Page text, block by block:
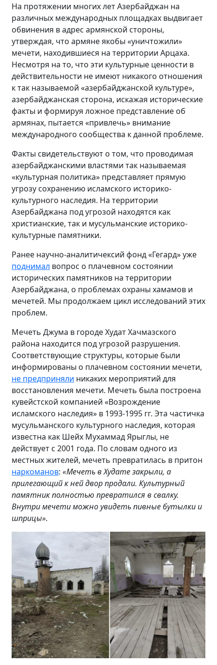
На протяжении многих лет Азербайджан на
различных международных площадках выдвигает
обвинения в адрес армянской стороны,
утверждая, что армяне якобы «уничтожили»
мечети, находившиеся на территории Арцаха.
Несмотря на то, что эти культурные ценности в
действительности не имеют никакого отношения
к так называемой «азербайджанской культуре»,
азербайджанская сторона, искажая исторические
факты и формируя ложное представление об
армянах, пытается «привлечь» внимание
международного сообщества к данной проблеме.
Факты свидетельствуют о том, что проводимая
азербайджанскими властями так называемая
«культурная политика» представляет прямую
угрозу сохранению исламского историко-
культурного наследия. На территории
Азербайджана под угрозой находятся как
христианские, так и мусульманские историко-
культурные памятники.
Ранее научно-аналитичексий фонд «Гегард» уже
поднимал вопрос о плачевном состоянии
исторических памятников на территории
Азербайджана, о проблемах охраны хамамов и
мечетей. Мы продолжаем цикл исследований этих
проблем.
Мечеть Джума в городе Худат Хачмазского
района находится под угрозой разрушения.
Соответствующие структуры, которые были
информированы о плачевном состоянии мечети,
не предприняли никаких мероприятий для
восстановления мечети. Мечеть была построена
кувейстской компанией «Возрождение
исламского наследия» в 1993-1995 гг. Эта частичка
мусульманского культурного наследия, которая
известна как Шейх Мухаммад Ярыглы, не
действует с 2001 года. По словам одного из
местных жителей, мечеть превратилась в притон
наркоманов: «Мечеть в Худате закрыли, а
прилегающий к ней двор продали. Культурный
памятник полностью превратился в свалку.
Внутри мечети можно увидеть пивные бутылки и
шприцы».